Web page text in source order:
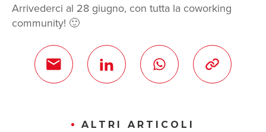
Arrivederci al 28 giugno, con tutta la coworking
community! 🙂
ALTRI ARTICOLI